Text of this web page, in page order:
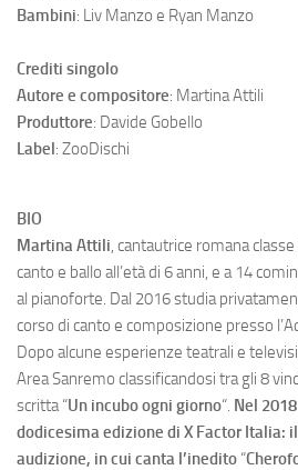
Bambini: Liv Manzo e Ryan Manzo
Crediti singolo
Autore e compositore: Martina Attili
Produttore: Davide Gobello
Label: ZooDischi
BIO
Martina Attili, cantautrice romana
canto e ballo all’età di 6 anni, e a 14
al pianoforte. Dal 2016 studia
corso di canto e composizione presso
Dopo alcune esperienze teatrali e
Area Sanremo classificandosi tra gli 8
scritta “Un incubo ogni giorno“. Nel
dodicesima edizione di X Factor Italia:
audizione, in cui canta l’inedito “